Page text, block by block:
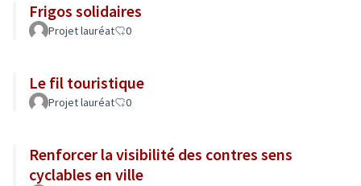
Frigos solidaires
Projet lauréat 0
Le fil touristique
Projet lauréat 0
Renforcer la visibilité des contres sens
cyclables en ville